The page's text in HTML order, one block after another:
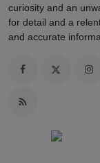
curiosity and an
for detail and a
and accurate